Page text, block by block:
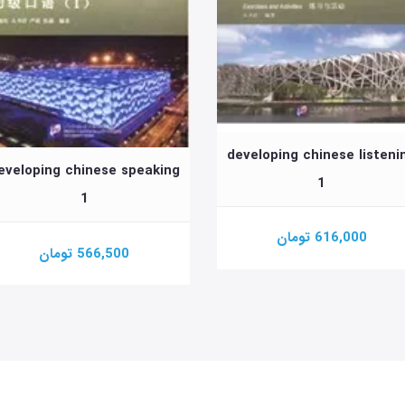
developing chinese
1
616,000 تومان
chinese speaking
1
566,500 تومان